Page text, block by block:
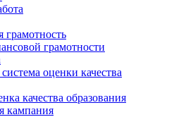
грамотность
грамотности
оценки качества
качества образования
кампания